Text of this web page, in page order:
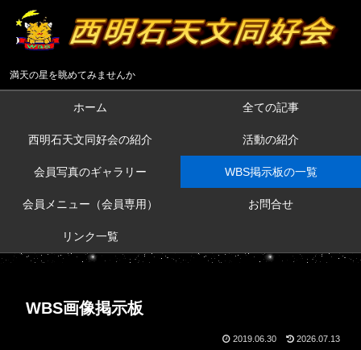
満天の星を眺めてみませんか
ホーム 全ての記事
西明石天文同好会の紹介 活動の紹介
会員写真のギャラリー WBS掲示板の一覧
会員メニュー（会員専用） お問合せ
リンク一覧
WBS画像掲示板
2019.06.30 2026.07.13